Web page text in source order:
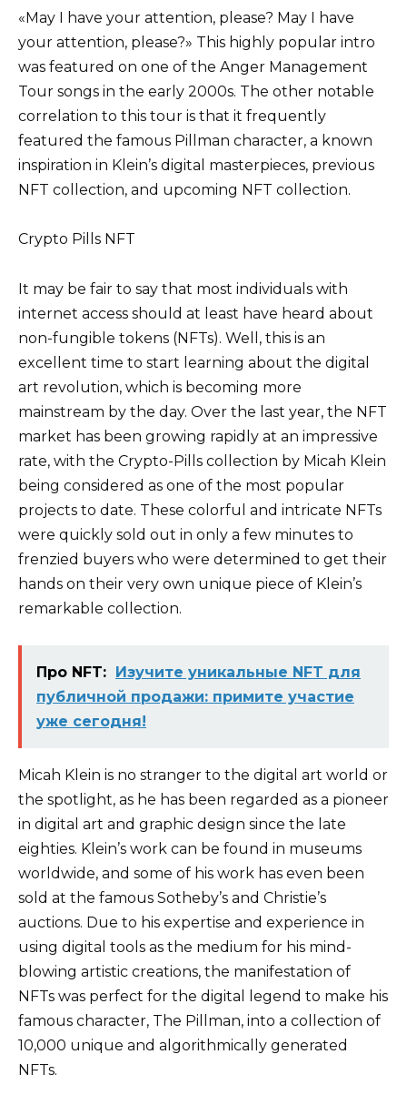
«May I have your attention, please? May I have
your attention, please?» This highly popular intro
was featured on one of the Anger Management
Tour songs in the early 2000s. The other notable
correlation to this tour is that it frequently
featured the famous Pillman character, a known
inspiration in Klein’s digital masterpieces, previous
NFT collection, and upcoming NFT collection.
Crypto Pills NFT
It may be fair to say that most individuals with
internet access should at least have heard about
non-fungible tokens (NFTs). Well, this is an
excellent time to start learning about the digital
art revolution, which is becoming more
mainstream by the day. Over the last year, the NFT
market has been growing rapidly at an impressive
rate, with the Crypto-Pills collection by Micah Klein
being considered as one of the most popular
projects to date. These colorful and intricate NFTs
were quickly sold out in only a few minutes to
frenzied buyers who were determined to get their
hands on their very own unique piece of Klein’s
remarkable collection.
Про NFT: Изучите уникальные NFT для
публичной продажи: примите участие
уже сегодня!
Micah Klein is no stranger to the digital art world or
the spotlight, as he has been regarded as a pioneer
in digital art and graphic design since the late
eighties. Klein’s work can be found in museums
worldwide, and some of his work has even been
sold at the famous Sotheby’s and Christie’s
auctions. Due to his expertise and experience in
using digital tools as the medium for his mind-
blowing artistic creations, the manifestation of
NFTs was perfect for the digital legend to make his
famous character, The Pillman, into a collection of
10,000 unique and algorithmically generated
NFTs.